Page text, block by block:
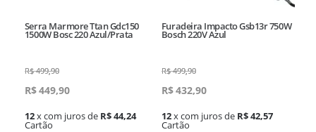
Serra Marmore Ttan Gdc150
1500W Bosc 220 Azul/Prata
R$ 499,90
R$449,90
12x com juros de R$ 44,24
Cartão
Furadeira Impacto Gsb13r 750W
Bosch 220V Azul
R$ 499,90
R$432,90
12x com juros de R$ 42,57
Cartão